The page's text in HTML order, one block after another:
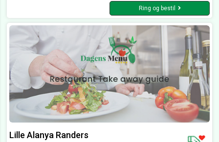
Ring og bestil
Lille Alanya Randers